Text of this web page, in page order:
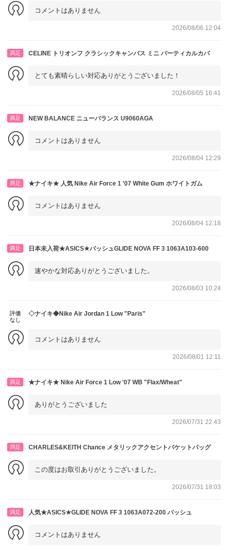
コメントはありません
2026/08/06 12:04
満足 CELINE トリオンフ クラシックキャンバス ミニ バーティカルカバ
とても素晴らしい対応ありがとうございました！
2026/08/05 16:41
満足 NEW BALANCE ニューバランス U9060AGA
コメントはありません
2026/08/04 12:29
満足 ★ナイキ★ 人気 Nike Air Force 1 '07 White Gum ホワイトガム
コメントはありません
2026/08/04 12:18
満足 日本未入荷★ASICS★バッシュGLIDE NOVA FF 3 1063A103-600
速やかな対応ありがとうございました。
2026/08/03 10:24
評価
なし
◇ナイキ◆Nike Air Jordan 1 Low "Paris"
コメントはありません
2026/08/01 12:11
満足 ★ナイキ★ Nike Air Force 1 Low '07 WB "Flax/Wheat"
ありがとうございました
2026/07/31 22:43
満足 CHARLES&KEITH Chance メタリックアクセントバケットバッグ
この度はお取引ありがとうございました。
2026/07/31 18:03
満足 人気★ASICS★GLIDE NOVA FF 3 1063A072-200 バッシュ
コメントはありません